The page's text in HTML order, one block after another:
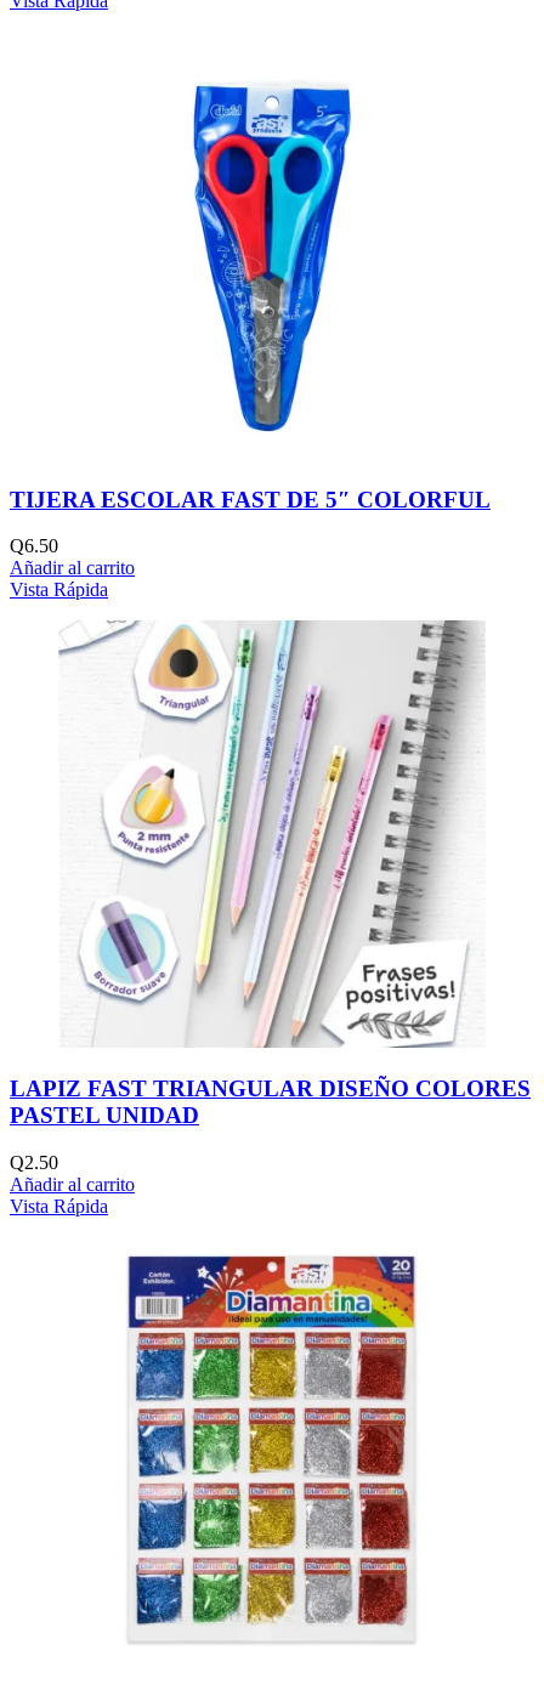
TIJERA ESCOLAR FAST DE 5″ COLORFUL
Q6.50
Añadir al carrito
Vista Rápida
LAPIZ FAST TRIANGULAR DISEÑO COLORES
PASTEL UNIDAD
Q2.50
Añadir al carrito
Vista Rápida